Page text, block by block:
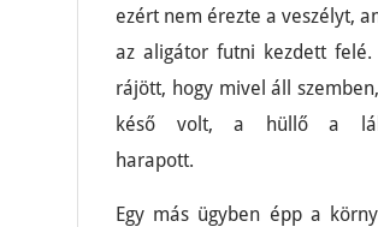
ezért nem érezte a veszélyt,
az aligátor futni kezdett felé.
rájött, hogy mivel áll
késő volt, a hüllő a
harapott.
Egy más ügyben épp a